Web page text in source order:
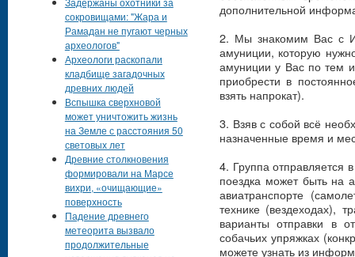
дополнительной
2. Мы знакомим Вас с
амуниции, которую
амуниции у Вас по тем
приобрести в
взять напрокат).
3. Взяв с собой всё
назначенные время и
4. Группа отправляется
поездка может быть на
авиатранспорте
технике (вездеходах),
варианты отправки в
собачьих упряжках
можете узнать из
сокровищами: "Жара и
Рамадан не пугают черных
археологов"
Археологи раскопали
кладбище загадочных
древних людей
Вспышка сверхновой
может уничтожить жизнь
на Земле с расстояния 50
световых лет
Древние столкновения
формировали на Марсе
вихри, «очищающие»
поверхность
Падение древнего
метеорита вызвало
продолжительные